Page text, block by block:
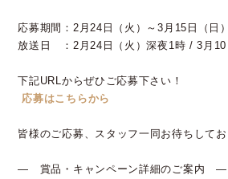
応募期間：2月24日（火）～3月15日（日）
放送日 ：2月24日（火）深夜1時 / 3月10
下記URLからぜひご応募下さい！
応募はこちらから
皆様のご応募、スタッフ一同お待ちしてお
― 賞品・キャンペーン詳細のご案内 ―